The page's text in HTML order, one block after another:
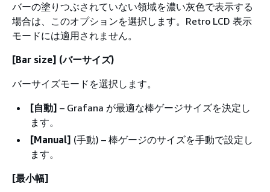
バーの塗りつぶされていない領域を濃い灰色で表示する
場合は、このオプションを選択します。Retro LCD 表示
モードには適用されません。
[Bar size] (バーサイズ)
バーサイズモードを選択します。
[自動] – Grafana が最適な棒ゲージサイズを決定し
ます。
[Manual] (手動) – 棒ゲージのサイズを手動で設定し
ます。
[最小幅]